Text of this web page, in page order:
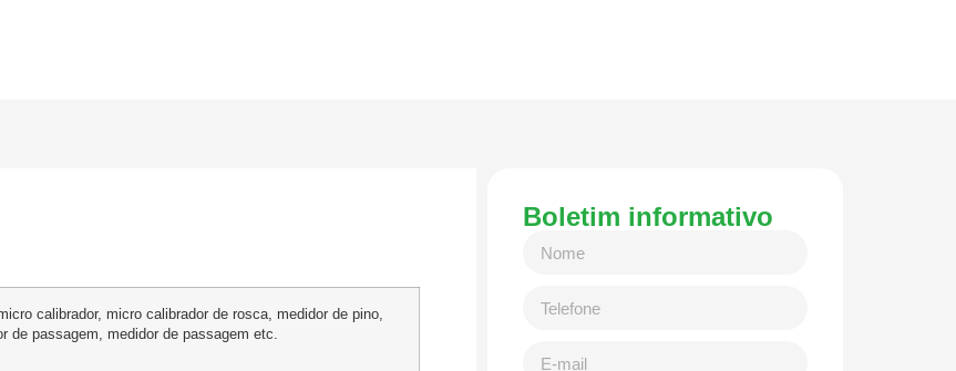
calibrador, micro calibrador de rosca, medidor de pino,
de passagem, medidor de passagem etc.
Boletim informativo